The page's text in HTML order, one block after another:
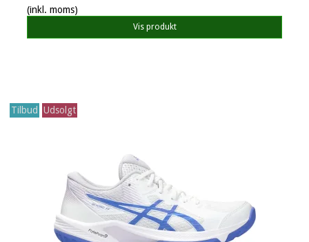
(inkl. moms)
Vis produkt
Tilbud Udsolgt